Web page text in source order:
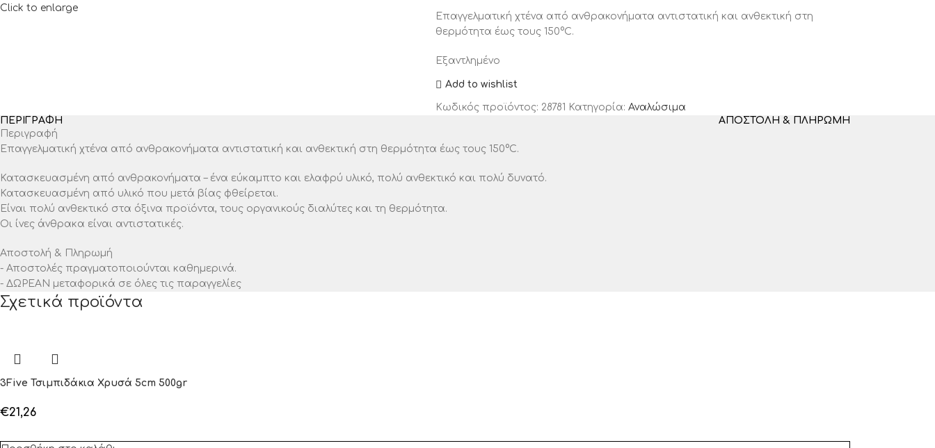
Click to enlarge
Επαγγελματική χτένα από ανθρακονήματα αντιστατική και ανθεκτική στη
θερμότητα έως τους 150°C.
Εξαντλημένο
Add to wishlist
Κωδικός προϊόντος: 28781 Κατηγορία: Αναλώσιμα
ΠΕΡΙΓΡΑΦΉ
ΑΠΟΣΤΟΛΉ & ΠΛΗΡΩΜΉ
Περιγραφή
Επαγγελματική χτένα από ανθρακονήματα αντιστατική και ανθεκτική στη θερμότητα έως τους 150°C.
Κατασκευασμένη από ανθρακονήματα – ένα εύκαμπτο και ελαφρύ υλικό, πολύ ανθεκτικό και πολύ δυνατό.
Κατασκευασμένη από υλικό που μετά βίας φθείρεται.
Είναι πολύ ανθεκτικό στα όξινα προϊόντα, τους οργανικούς διαλύτες και τη θερμότητα.
Οι ίνες άνθρακα είναι αντιστατικές.
Αποστολή & Πληρωμή
- Αποστολές πραγματοποιούνται καθημερινά.
- ΔΩΡΕΑΝ μεταφορικά σε όλες τις παραγγελίες
Σχετικά προϊόντα
3Five Τσιμπιδάκια Χρυσά 5cm 500gr
€21,26